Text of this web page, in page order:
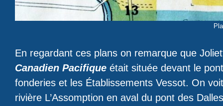
En regardant ces plans on remarque que
Canadien Pacifique était située devant le
fonderies et les Établissements Vessot. On
rivière L’Assomption en aval du pont des